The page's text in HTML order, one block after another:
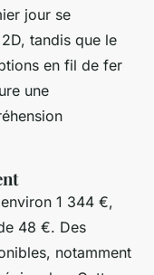
jour se
tandis que le
en fil de fer
une
1 344 €,
48 €. Des
notamment